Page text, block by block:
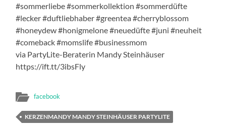
#sommerliebe #sommerkollektion #sommerdüfte
#lecker #duftliebhaber #greentea #cherryblossom
#honeydew #honigmelone #neuedüfte #juni #neuheit
#comeback #momslife #businessmom
via PartyLite-Beraterin Mandy Steinhäuser
https://ift.tt/3ibsFly
facebook
KERZENMANDY MANDY STEINHÄUSER PARTYLITE